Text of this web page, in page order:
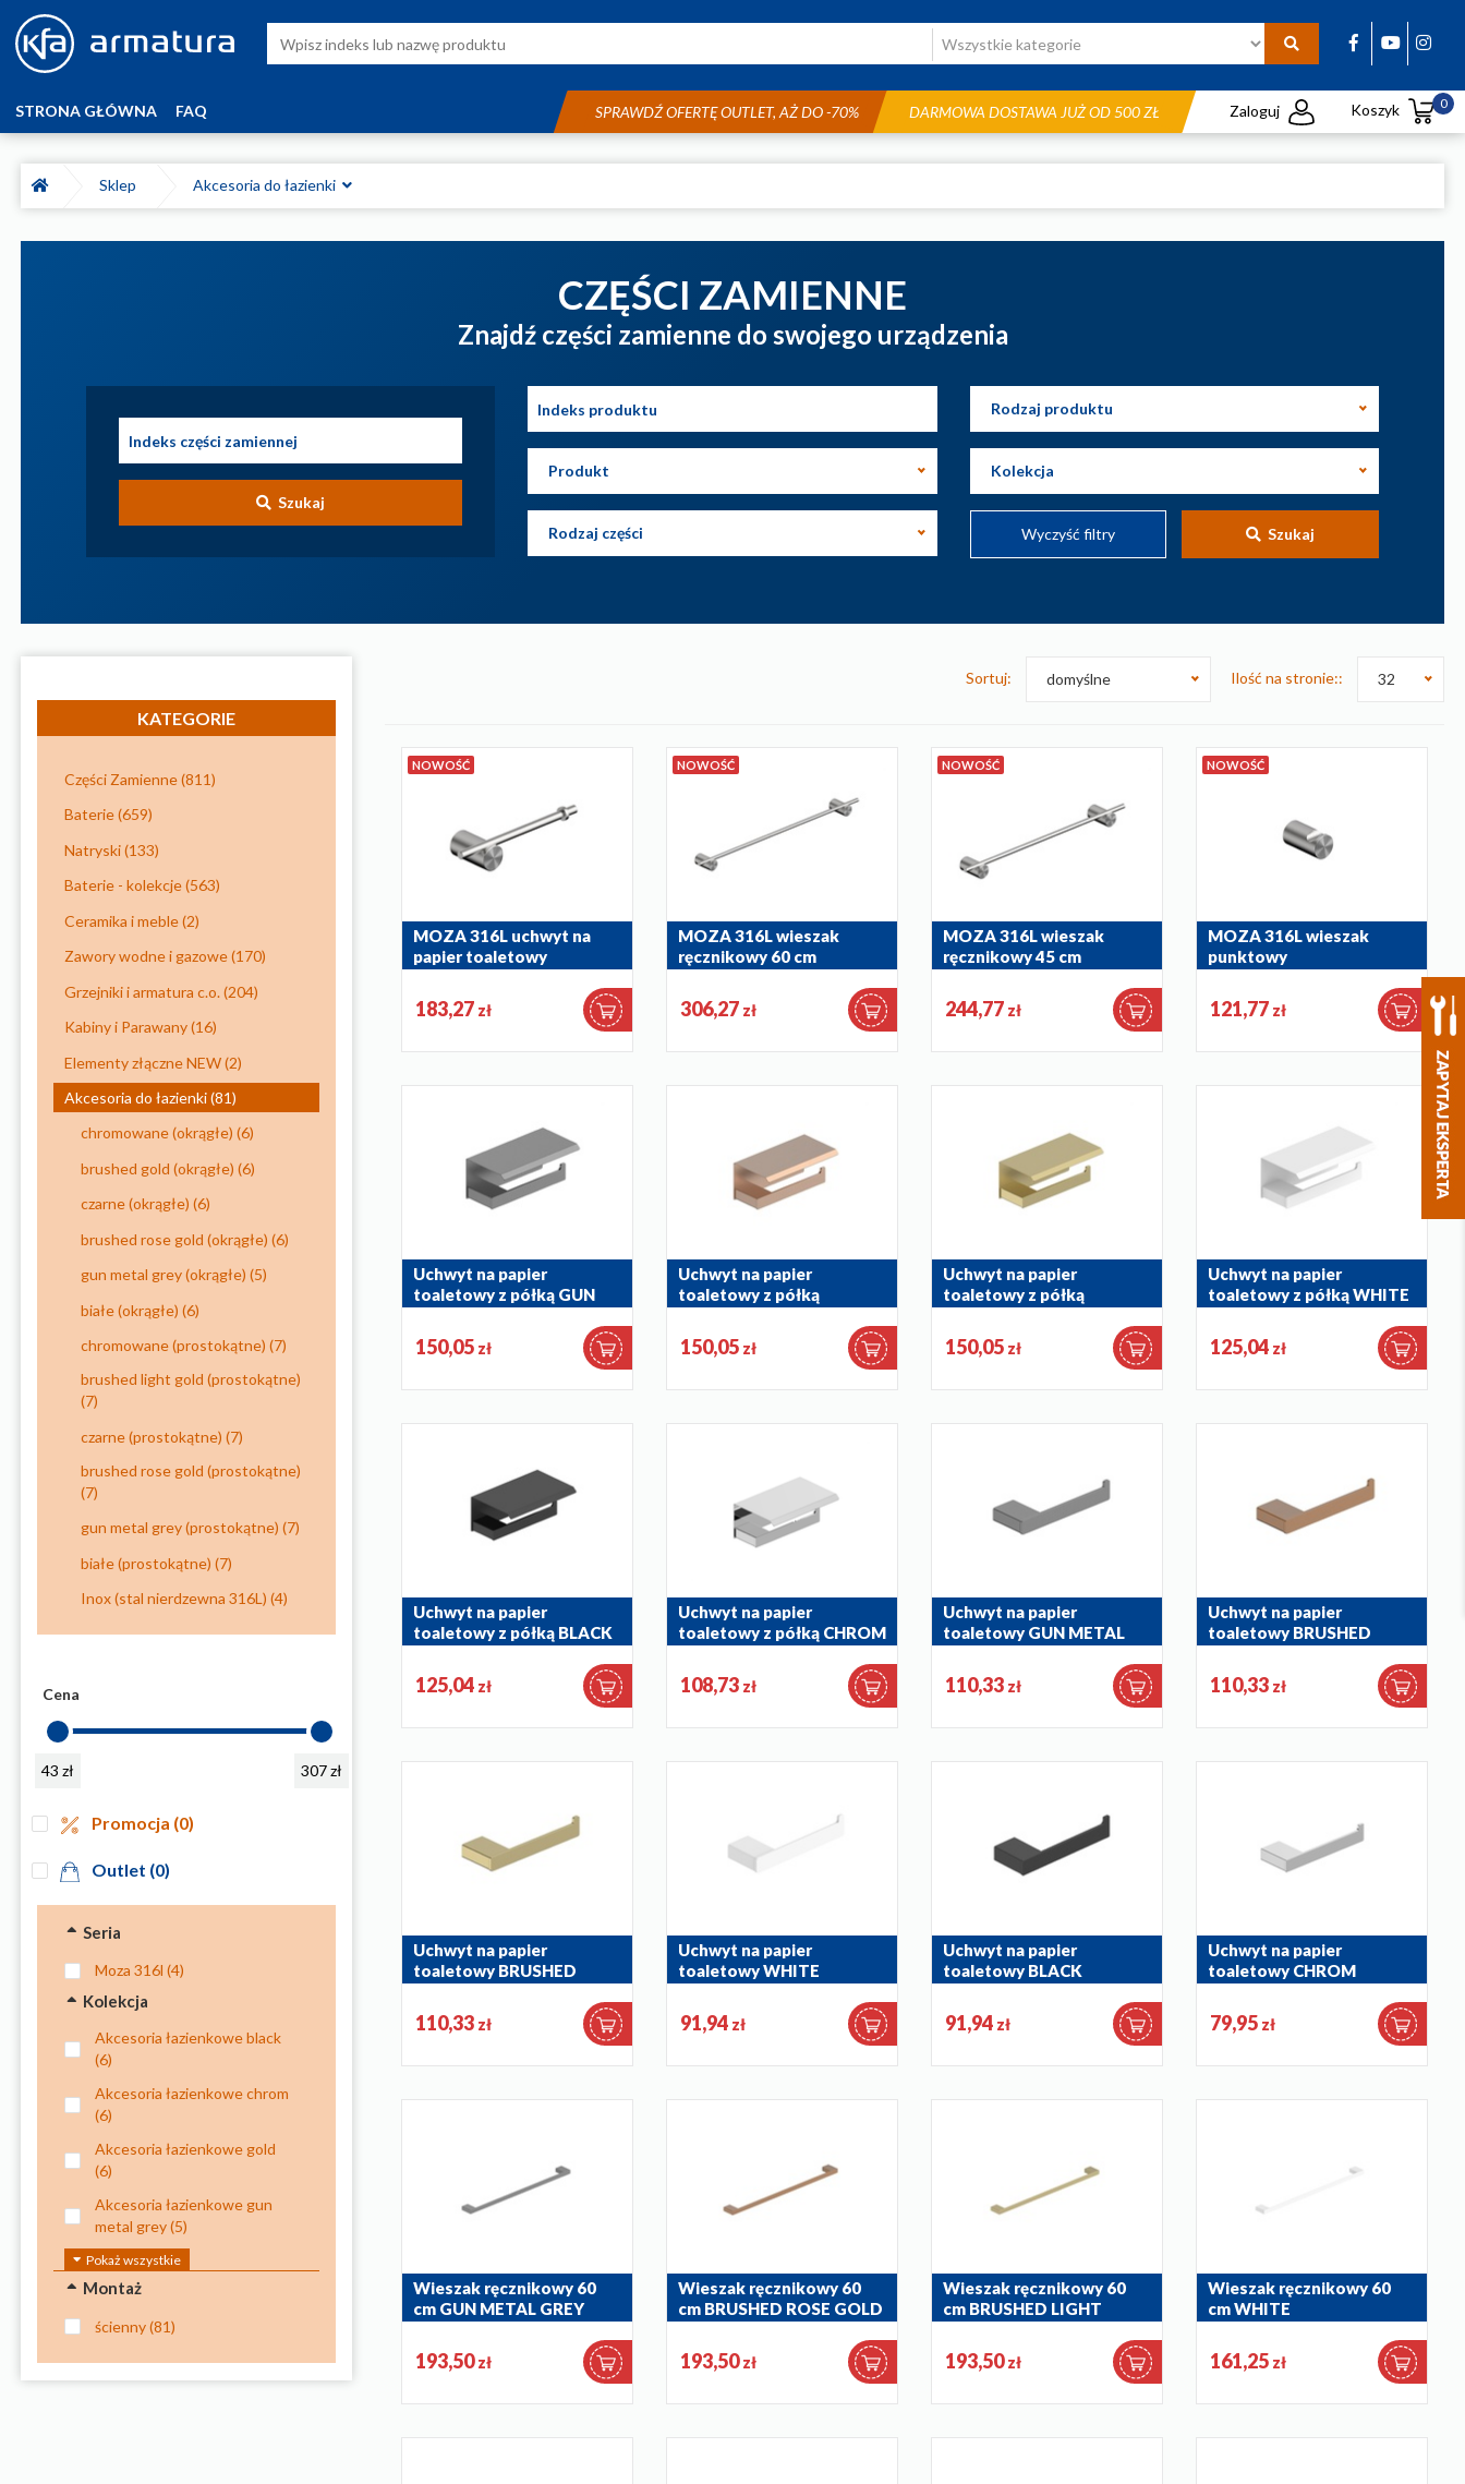
STRONA GŁÓWNA FAQ SPRAWDŹ OFERTĘ OUTLET, AŻ DO -70% DARMOWA DOSTAWA JUŻ OD 500 ZŁ Zaloguj Koszyk 0
Sklep Akcesoria do łazienki
CZĘŚCI ZAMIENNE
Znajdź części zamienne do swojego urządzenia
Szukaj
Rodzaj produktu
Produkt Kolekcja
Rodzaj części Wyczyść filtry Szukaj
KATEGORIE
Części Zamienne(811)
Baterie(659)
Natryski(133)
Baterie - kolekcje(563)
Ceramika i meble(2)
Zawory wodne i gazowe(170)
Grzejniki i armatura c.o.(204)
Kabiny i Parawany(16)
Elementy złączne NEW(2)
Akcesoria do łazienki(81)
chromowane (okrągłe) (6)
brushed gold (okrągłe) (6)
czarne (okrągłe) (6)
brushed rose gold (okrągłe) (6)
gun metal grey (okrągłe) (5)
białe (okrągłe) (6)
chromowane (prostokątne) (7)
brushed light gold (prostokątne)
(7)
czarne (prostokątne) (7)
brushed rose gold (prostokątne)
(7)
gun metal grey (prostokątne) (7)
białe (prostokątne) (7)
Inox (stal nierdzewna 316L) (4)
Cena
43 zł 307 zł
Promocja (0)
Outlet (0)
Seria
moza 316l (4)
Kolekcja
akcesoria łazienkowe black
(6)
akcesoria łazienkowe chrom
(6)
akcesoria łazienkowe gold
(6)
akcesoria łazienkowe gun
metal grey(5)
akcesoria łazienkowe rose
gold(6)
(6)
Pokaż wszystkie
Montaż
ścienny(81)
Sortuj: domyślne Ilość na stronie:: 32
NOWOŚĆ
MOZA 316L uchwyt na
papier toaletowy
183,27 zł
NOWOŚĆ
MOZA 316L wieszak
ręcznikowy 60 cm
306,27 zł
NOWOŚĆ
MOZA 316L wieszak
ręcznikowy 45 cm
244,77 zł
NOWOŚĆ
MOZA 316L wieszak
punktowy
121,77 zł
Uchwyt na papier
toaletowy z półką GUN
864-038-61
150,05 zł
Uchwyt na papier
toaletowy z półką
864-038-34
150,05 zł
Uchwyt na papier
toaletowy z półką
864-038-39
150,05 zł
Uchwyt na papier
toaletowy z półką WHITE
125,04 zł
Uchwyt na papier
toaletowy z półką BLACK
125,04 zł
Uchwyt na papier
toaletowy z półką CHROM
108,73 zł
Uchwyt na papier
toaletowy GUN METAL
864-039-61
110,33 zł
Uchwyt na papier
toaletowy BRUSHED
864-039-34
110,33 zł
Uchwyt na papier
toaletowy BRUSHED
864-039-39
110,33 zł
Uchwyt na papier
toaletowy WHITE
91,94 zł
Uchwyt na papier
toaletowy BLACK
91,94 zł
Uchwyt na papier
toaletowy CHROM
79,95 zł
Wieszak ręcznikowy 60
cm GUN METAL GREY
193,50zł
Wieszak ręcznikowy 60
cm BRUSHED ROSE GOLD
193,50zł
Wieszak ręcznikowy 60
cm BRUSHED LIGHT
864-036-39
193,50zł
Wieszak ręcznikowy 60
cm WHITE
161,25 zł